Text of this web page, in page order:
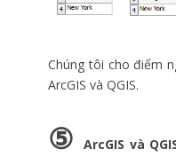
Chúng tôi cho điểm
ArcGIS và QGIS.
⑤ArcGIS và